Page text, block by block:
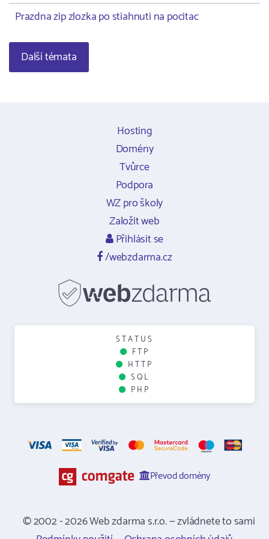
Prazdna zip zlozka po stiahnuti na pocitac
Další témata
Hosting
Domény
Tvůrce
Podpora
WZ pro školy
Založit web
Přihlásit se
/webzdarma.cz
STATUS
FTP
HTTP
SQL
PHP
Převod domény
© 2002 - 2026 Web zdarma s.r.o. — zvládnete to sami